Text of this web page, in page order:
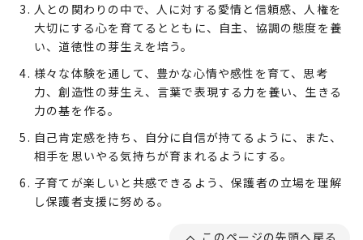
人との関わりの中で、人に対する愛情と信頼感、人権を
大切にする心を育てるとともに、自主、協調の態度を養
い、道徳性の芽生えを培う。
様々な体験を通して、豊かな心情や感性を育て、思考
力、創造性の芽生え、言葉で表現する力を養い、生きる
力の基を作る。
自己肯定感を持ち、自分に自信が持てるように、また、
相手を思いやる気持ちが育まれるようにする。
子育てが楽しいと共感できるよう、保護者の立場を理解
し保護者支援に努める。
このページの先頭へ戻る